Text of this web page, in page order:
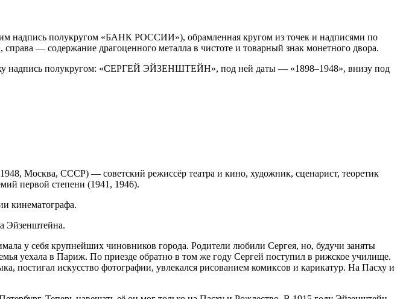
надпись полукругом «БАНК РОССИИ»), обрамленная кругом из точек и надписями по
— содержание драгоценного металла в чистоте и товарный знак монетного двора.
надпись полукругом: «СЕРГЕЙ ЭЙЗЕНШТЕЙН», под ней даты — «1898–1948», внизу под
Москва, СССР) — советский режиссёр театра и кино, художник, сценарист, теоретик
первой степени (1941, 1946).
кинематографа.
Эйзенштейна.
у себя крупнейших чиновников города. Родители любили Сергея, но, будучи заняты
уехала в Париж. По приезде обратно в том же году Сергей поступил в рижское училище.
постигал искусство фотографии, увлекался рисованием комиксов и карикатур. На Пасху и